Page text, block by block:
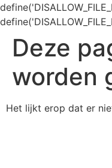
Deze
worden
Het lijkt erop dat er